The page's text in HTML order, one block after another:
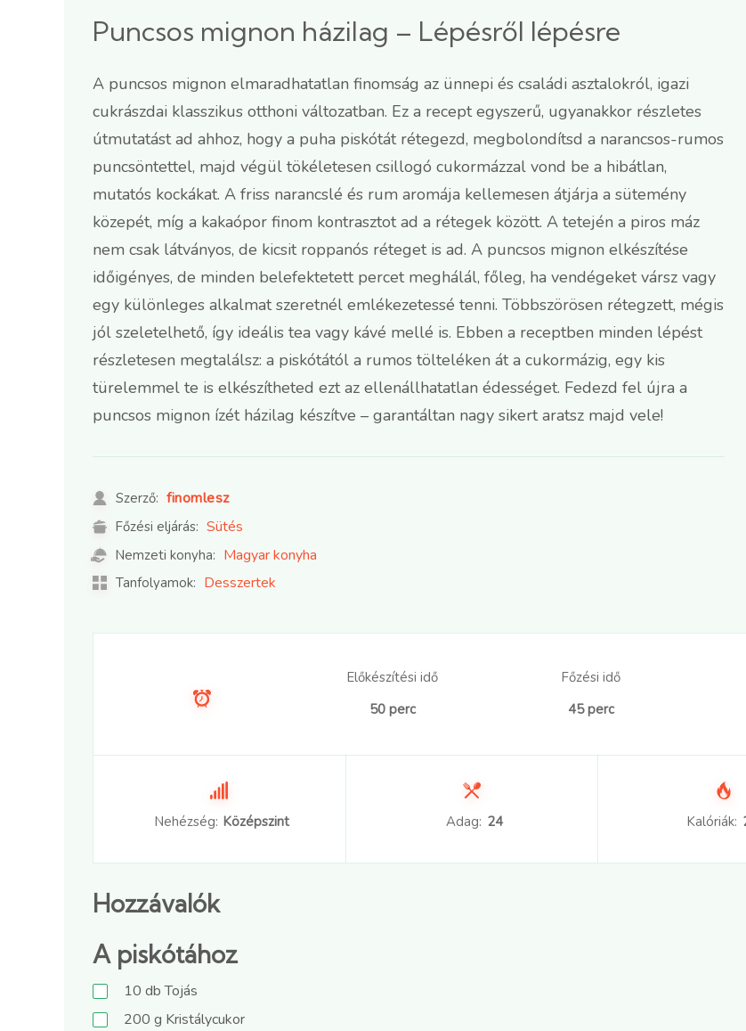
Puncsos mignon házilag – Lépésről lépésre
A puncsos mignon elmaradhatatlan finomság az ünnepi és családi asztalokról, igazi
cukrászdai klasszikus otthoni változatban. Ez a recept egyszerű, ugyanakkor részletes
útmutatást ad ahhoz, hogy a puha piskótát rétegezd, megbolondítsd a narancsos-rumos
puncsöntettel, majd végül tökéletesen csillogó cukormázzal vond be a hibátlan,
mutatós kockákat. A friss narancslé és rum aromája kellemesen átjárja a sütemény
közepét, míg a kakaópor finom kontrasztot ad a rétegek között. A tetején a piros máz
nem csak látványos, de kicsit roppanós réteget is ad. A puncsos mignon elkészítése
időigényes, de minden belefektetett percet meghálál, főleg, ha vendégeket vársz vagy
egy különleges alkalmat szeretnél emlékezetessé tenni. Többszörösen rétegzett, mégis
jól szeletelhető, így ideális tea vagy kávé mellé is. Ebben a receptben minden lépést
részletesen megtalálsz: a piskótától a rumos tölteléken át a cukormázig, egy kis
türelemmel te is elkészítheted ezt az ellenállhatatlan édességet. Fedezd fel újra a
puncsos mignon ízét házilag készítve – garantáltan nagy sikert aratsz majd vele!
Szerző: finomlesz
Főzési eljárás: Sütés
Nemzeti konyha: Magyar konyha
Tanfolyamok: Desszertek
Előkészítési idő
50 perc
Főzési idő
45 perc
Nehézség: Középszint Adag: 24 Kalóriák:
Hozzávalók
A piskótához
10 dbTojás
200 g Kristálycukor